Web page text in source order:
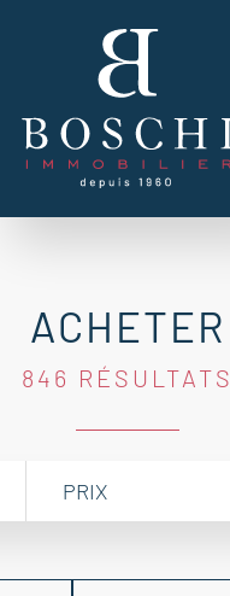
ACHETER
846 RÉSULTATS
PRIX